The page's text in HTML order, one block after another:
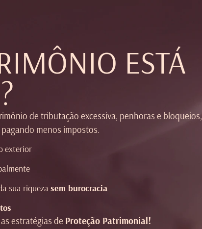
ESTÁ
de tributação excessiva, penhoras e bloqueios,
menos impostos.
exterior
sua riqueza sem burocracia
estratégias de Proteção Patrimonial!